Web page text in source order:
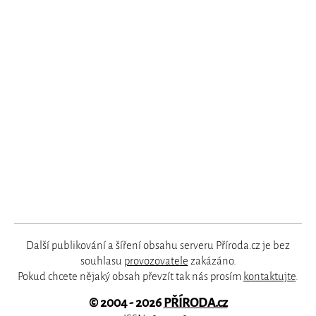
Další publikování a šíření obsahu serveru Příroda.cz je bez
souhlasu provozovatele zakázáno.
Pokud chcete nějaký obsah převzít tak nás prosím kontaktujte
© 2004 - 2026PŘÍRODA.cz